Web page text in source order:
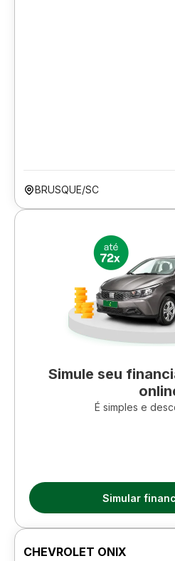
BRUSQUE/SC
Simule seu
É simples e
Simular
CHEVROLET ONIX